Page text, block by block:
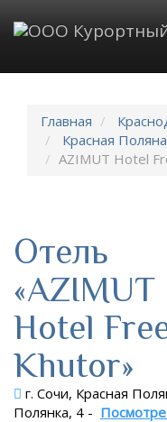
Главная
Красная Поляна
AZIMUT Hotel
Отель
«AZIMUT
Hotel
Khutor»
г. Сочи, Красная
Полянка, 4 -